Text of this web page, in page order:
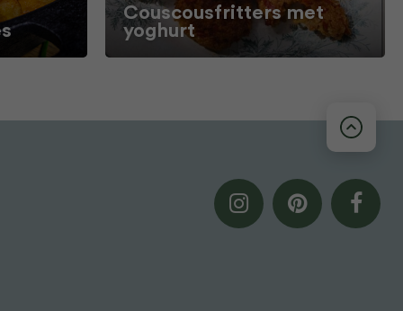
Couscousfritters met
yoghurt